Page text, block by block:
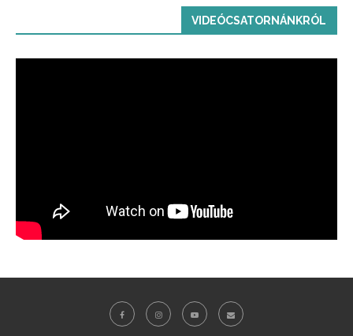
VIDEÓCSATORNÁNKRÓL